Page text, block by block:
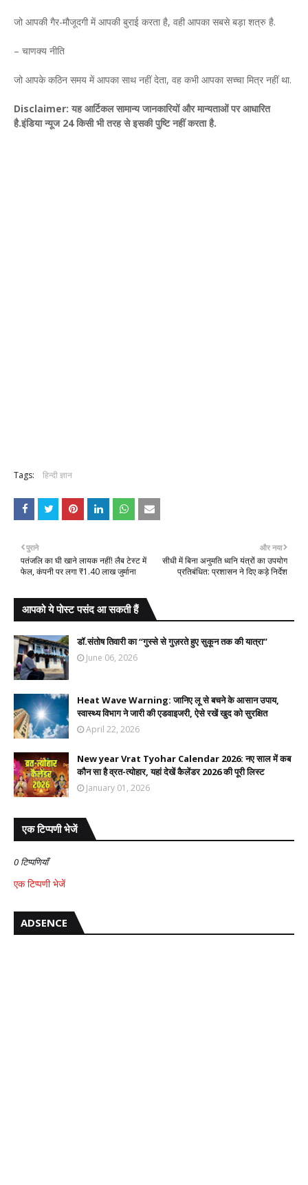
जो आपकी गैर-मौजूदगी में आपकी बुराई करता है, वही आपका सबसे बड़ा शत्रु है.
– चाणक्य नीति
जो आपके कठिन समय में आपका साथ नहीं देता, वह कभी आपका सच्चा मित्र नहीं था.
Disclaimer: यह आर्टिकल सामान्य जानकारियों और मान्यताओं पर आधारित
है.इंडिया न्यूज 24 किसी भी तरह से इसकी पुष्टि नहीं करता है.
Tags: हिन्दी ज्ञान
और नया
सीधी में बिना अनुमति ध्वनि यंत्रों का उपयोग
प्रतिबंधित: प्रशासन ने दिए कड़े निर्देश
पुराने
पतंजलि का घी खाने लायक नहीं! लैब टेस्ट में
फेल, कंपनी पर लगा ₹1.40 लाख जुर्माना
आपको ये पोस्ट पसंद आ सकती हैं
डॉ.संतोष तिवारी का “गुस्से से गुज़रते हुए सुकून तक की यात्रा”
June 06, 2026
Heat Wave Warning: जानिए लू से बचने के आसान उपाय,
स्वास्थ्य विभाग ने जारी की एडवाइजरी, ऐसे रखें खुद को सुरक्षित
April 22, 2026
New year Vrat Tyohar Calendar 2026: नए साल में कब
कौन सा है व्रत-त्योहार, यहां देखें कैलेंडर 2026 की पूरी लिस्ट
January 01, 2026
एक टिप्पणी भेजें
0 टिप्पणियाँ
एक टिप्पणी भेजें
ADSENCE